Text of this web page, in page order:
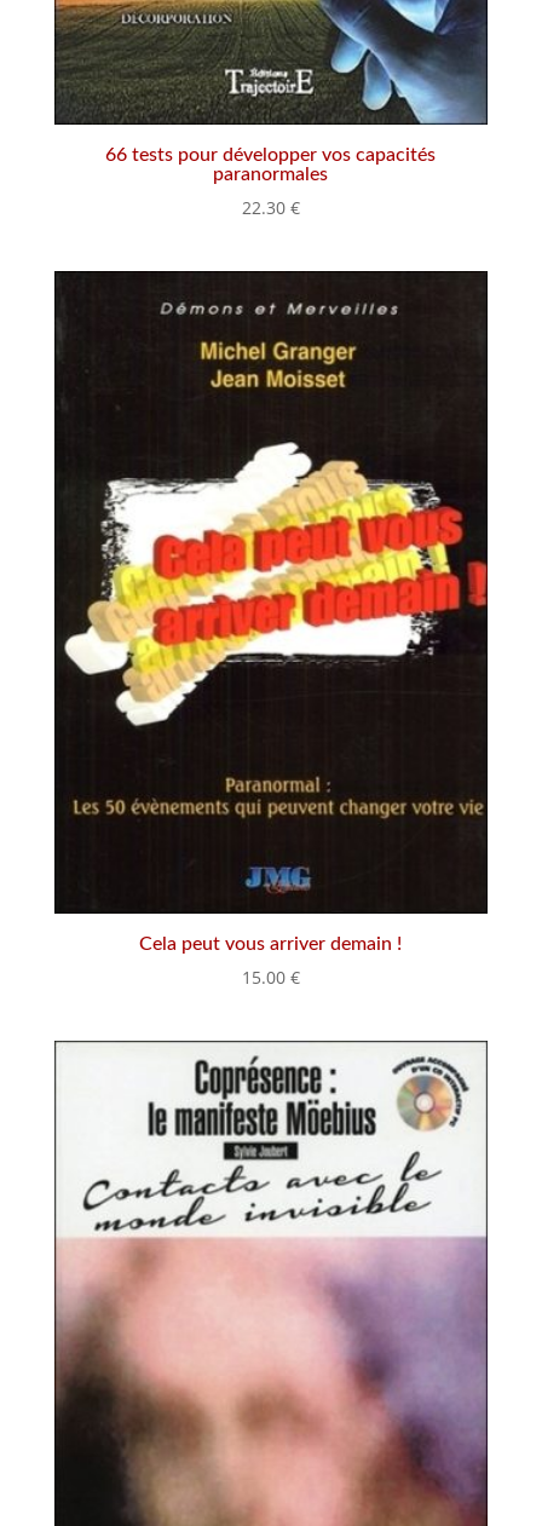
66 tests pour développer vos capacités
paranormales
22.30 €
Cela peut vous arriver demain !
15.00 €